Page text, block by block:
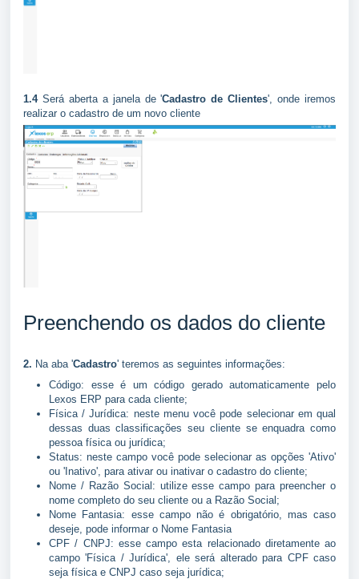
1.4Será aberta a janela de 'Cadastro de Clientes', onde iremos
realizar o cadastro de um novo cliente
Preenchendo os dados do cliente
2. Na aba 'Cadastro' teremos as seguintes informações:
Código: esse é um código gerado automaticamente pelo
Lexos ERP para cada cliente;
Física / Jurídica: neste menu você pode selecionar em qual
dessas duas classificações seu cliente se enquadra como
pessoa física ou jurídica;
Status: neste campo você pode selecionar as opções 'Ativo'
ou 'Inativo', para ativar ou inativar o cadastro do cliente;
Nome / Razão Social: utilize esse campo para preencher o
nome completo do seu cliente ou a Razão Social;
Nome Fantasia: esse campo não é obrigatório, mas caso
deseje, pode informar o Nome Fantasia
CPF / CNPJ: esse campo esta relacionado diretamente ao
campo 'Física / Jurídica', ele será alterado para CPF caso
seja física e CNPJ caso seja jurídica;